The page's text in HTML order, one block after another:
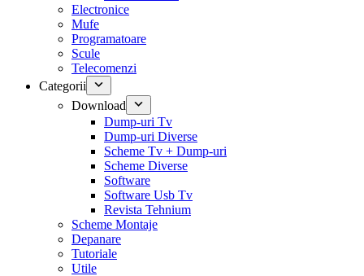
Electronice
Mufe
Programatoare
Scule
Telecomenzi
Categorii
Download
Dump-uri Tv
Dump-uri Diverse
Scheme Tv + Dump-uri
Scheme Diverse
Software
Software Usb Tv
Revista Tehnium
Scheme Montaje
Depanare
Tutoriale
Utile